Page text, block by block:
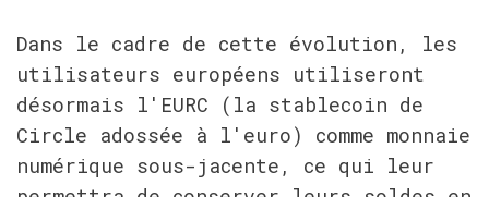
Dans le cadre de cette évolution, les
utilisateurs européens utiliseront
désormais l'EURC (la stablecoin de
Circle adossée à l'euro) comme monnaie
numérique sous-jacente, ce qui leur